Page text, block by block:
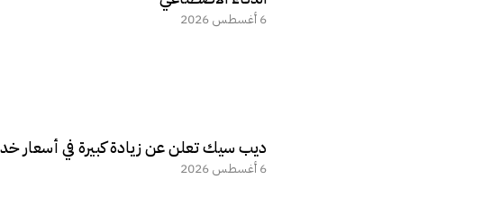
6 أغسطس 2026
ديب سيك تعلن عن زيادة كبيرة في أسعار
6 أغسطس 2026